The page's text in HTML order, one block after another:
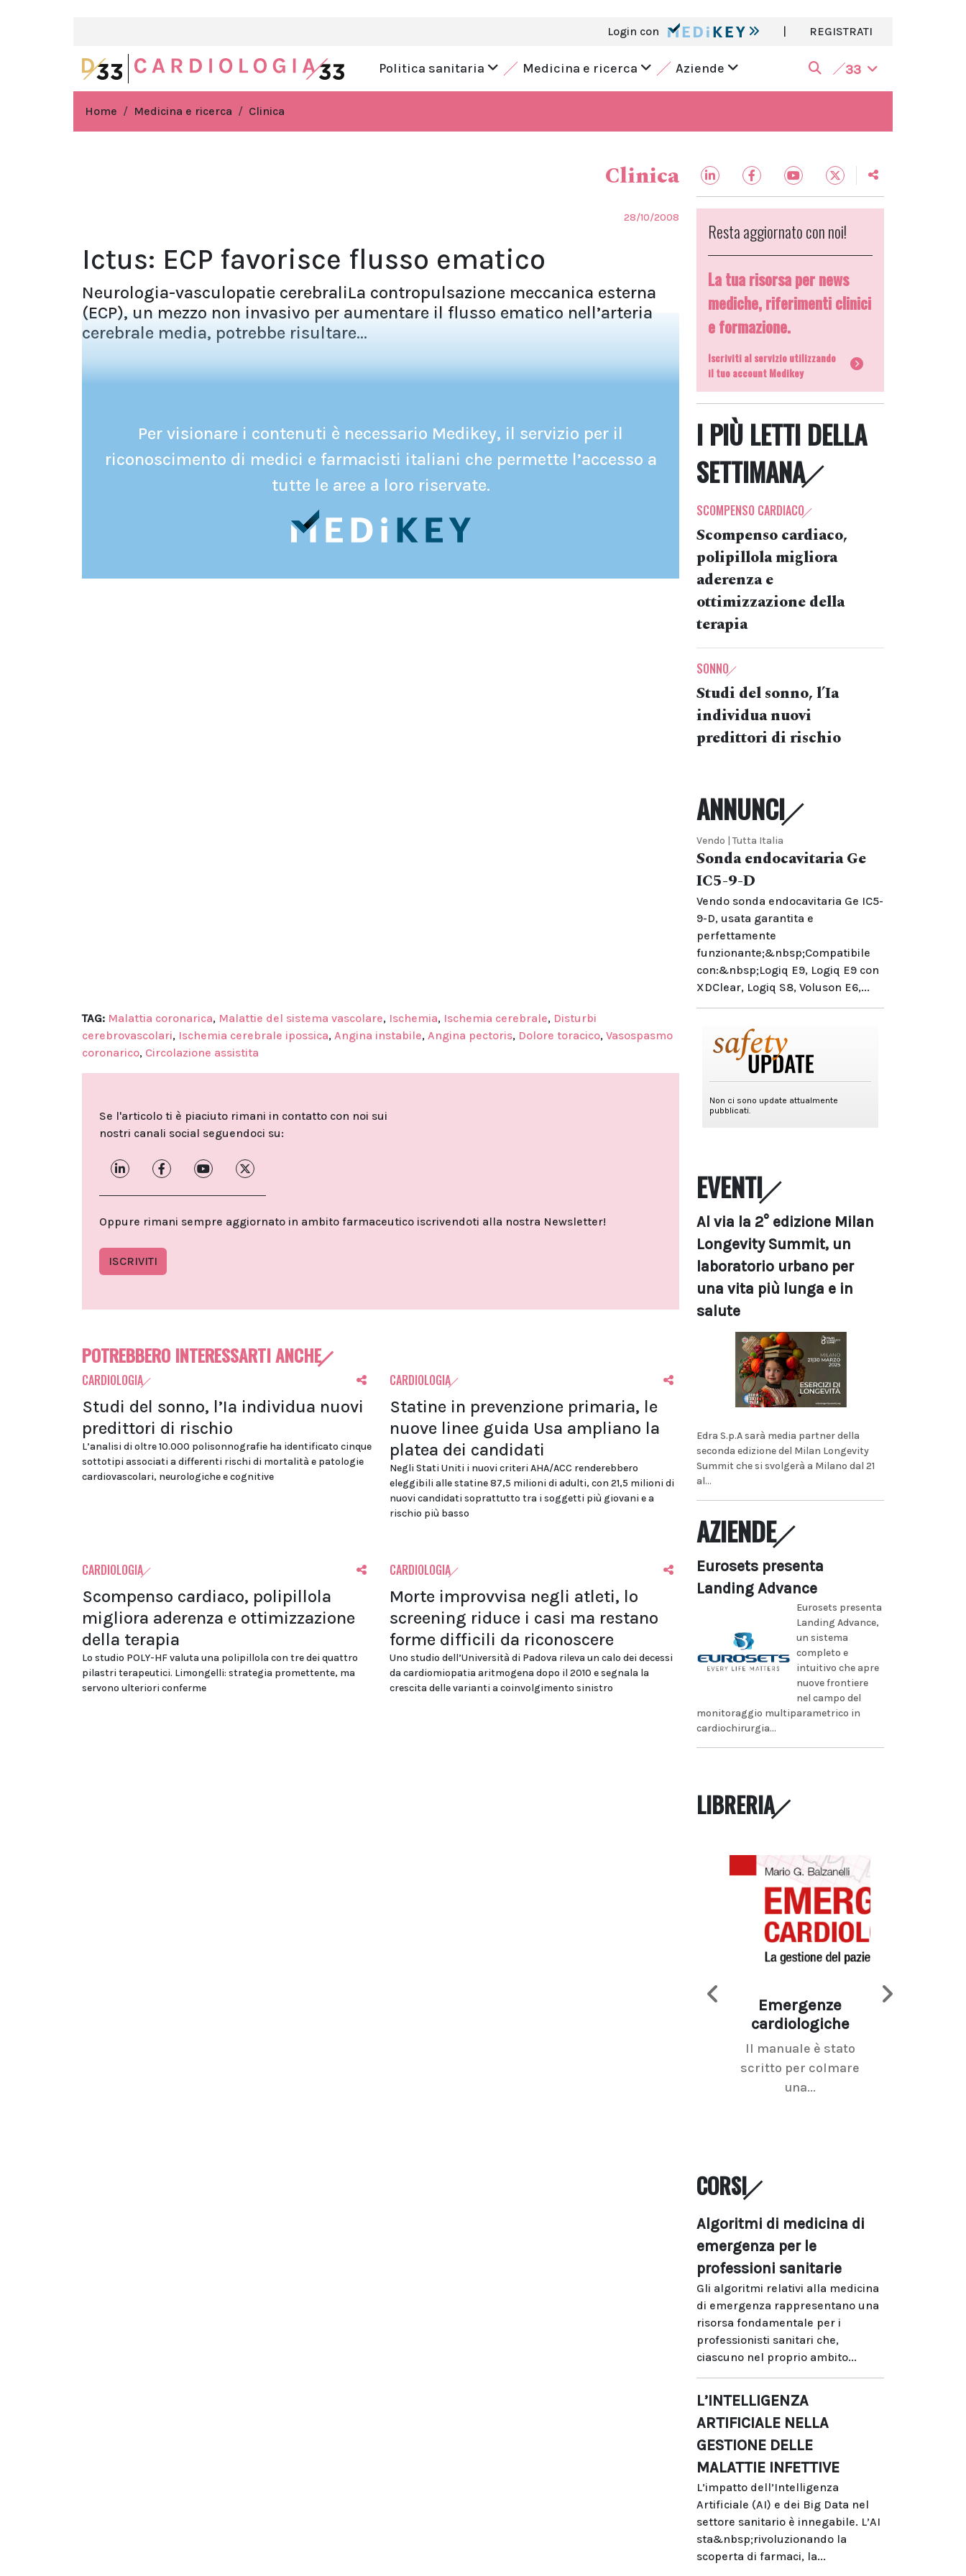
Login con | REGISTRATI
Politica sanitaria Medicina e ricerca Aziende 33
Home Medicina e ricerca Clinica
Clinica
28/10/2008
Ictus: ECP favorisce flusso ematico
Neurologia-vasculopatie cerebraliLa contropulsazione meccanica esterna
(ECP), un mezzo non invasivo per aumentare il flusso ematico nell’arteria
cerebrale media, potrebbe risultare...
Per visionare i contenuti è necessario Medikey, il servizio per il
riconoscimento di medici e farmacisti italiani che permette l’accesso a
tutte le aree a loro riservate.
TAG: Malattia coronarica, Malattie del sistema vascolare, Ischemia, Ischemia cerebrale, Disturbi
cerebrovascolari, Ischemia cerebrale ipossica, Angina instabile, Angina pectoris, Dolore toracico, Vasospasmo
coronarico, Circolazione assistita
Se l'articolo ti è piaciuto rimani in contatto con noi sui
nostri canali social seguendoci su:
Oppure rimani sempre aggiornato in ambito farmaceutico iscrivendoti alla nostra Newsletter!
ISCRIVITI
POTREBBERO INTERESSARTI ANCHE
CARDIOLOGIA
Studi del sonno, l’Ia individua nuovi
predittori di rischio
L’analisi di oltre 10.000 polisonnografie ha identificato cinque
sottotipi associati a differenti rischi di mortalità e patologie
cardiovascolari, neurologiche e cognitive
CARDIOLOGIA
Statine in prevenzione primaria, le
nuove linee guida Usa ampliano la
platea dei candidati
Negli Stati Uniti i nuovi criteri AHA/ACC renderebbero
eleggibili alle statine 87,5 milioni di adulti, con 21,5 milioni di
nuovi candidati soprattutto tra i soggetti più giovani e a
rischio più basso
CARDIOLOGIA
Scompenso cardiaco, polipillola
migliora aderenza e ottimizzazione
della terapia
Lo studio POLY-HF valuta una polipillola con tre dei quattro
pilastri terapeutici. Limongelli: strategia promettente, ma
servono ulteriori conferme
CARDIOLOGIA
Morte improvvisa negli atleti, lo
screening riduce i casi ma restano
forme difficili da riconoscere
Uno studio dell’Università di Padova rileva un calo dei decessi
da cardiomiopatia aritmogena dopo il 2010 e segnala la
crescita delle varianti a coinvolgimento sinistro
Resta aggiornato con noi!
La tua risorsa per news
mediche, riferimenti clinici
e formazione.
Iscriviti al servizio utilizzando
il tuo account Medikey
I PIÙ LETTI DELLA
SETTIMANA
SCOMPENSO CARDIACO
Scompenso cardiaco,
polipillola migliora
aderenza e
ottimizzazione della
terapia
SONNO
Studi del sonno, l’Ia
individua nuovi
predittori di rischio
ANNUNCI
Vendo | Tutta Italia
Sonda endocavitaria Ge
IC5-9-D
Vendo sonda endocavitaria Ge IC5-
9-D, usata garantita e
perfettamente
funzionante;&nbsp;Compatibile
con:&nbsp;Logiq E9, Logiq E9 con
XDClear, Logiq S8, Voluson E6,...
EVENTI
Al via la 2° edizione Milan
Longevity Summit, un
laboratorio urbano per
una vita più lunga e in
salute
Edra S.p.A sarà media partner della
seconda edizione del Milan Longevity
Summit che si svolgerà a Milano dal 21
al...
AZIENDE
Eurosets presenta
Landing Advance
Eurosets presenta
Landing Advance,
un sistema
completo e
intuitivo che apre
nuove frontiere
nel campo del
monitoraggio multiparametrico in
cardiochirurgia...
LIBRERIA
Emergenze
cardiologiche
Il manuale è stato
scritto per colmare
una...
CORSI
Algoritmi di medicina di
emergenza per le
professioni sanitarie
Gli algoritmi relativi alla medicina
di emergenza rappresentano una
risorsa fondamentale per i
professionisti sanitari che,
ciascuno nel proprio ambito...
L’INTELLIGENZA
ARTIFICIALE NELLA
GESTIONE DELLE
MALATTIE INFETTIVE
L’impatto dell’Intelligenza
Artificiale (AI) e dei Big Data nel
settore sanitario è innegabile. L’AI
sta&nbsp;rivoluzionando la
scoperta di farmaci, la...